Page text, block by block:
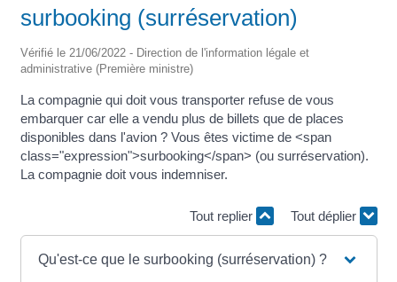
surbooking (surréservation)
Vérifié le 21/06/2022 - Direction de l'information légale et
administrative (Première ministre)
La compagnie qui doit vous transporter refuse de vous
embarquer car elle a vendu plus de billets que de places
disponibles dans l'avion ? Vous êtes victime de <span
class="expression">surbooking</span> (ou surréservation).
La compagnie doit vous indemniser.
Tout replier Tout déplier
Qu'est-ce que le surbooking (surréservation) ?